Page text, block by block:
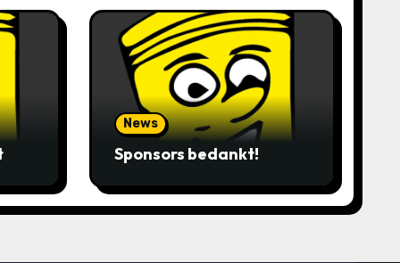
News
Sponsors bedankt!